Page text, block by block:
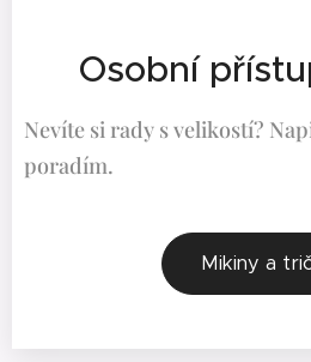
💬 Osobní
Nevíte si rady s velikostí?
poradím.
Mikiny a